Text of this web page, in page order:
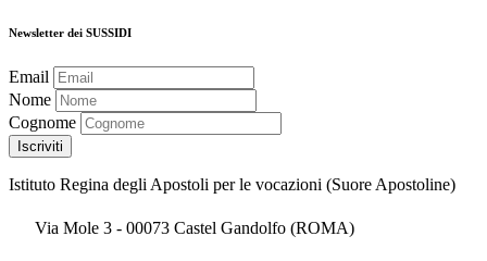
Newsletter dei SUSSIDI
Email
Nome
Cognome
Istituto Regina degli Apostoli per le vocazioni (Suore Apostoline)
Via Mole 3 - 00073 Castel Gandolfo (ROMA)